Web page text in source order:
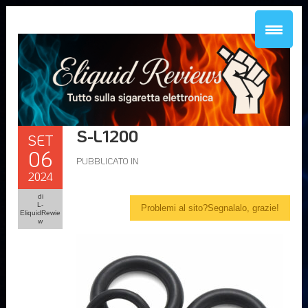
SET
06
2024
di
L-
EliquidRewie
w
S-L1200
PUBBLICATO IN
Problemi al sito?Segnalalo, grazie!